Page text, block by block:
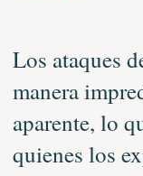
Los ataques
manera
aparente, lo
quienes los